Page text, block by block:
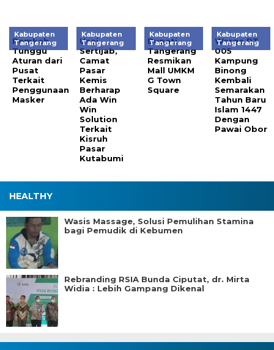
Kabupaten
Tangerang
Pemkab
Tunggu
Aturan dari
Pusat
Terkait
Penggunaan
Masker
Kabupaten
Tangerang
Usai
Sertijab,
Camat
Pasar
Kemis
Berharap
Ada Win
Win
Solution
Terkait
Kisruh
Pasar
Kutabumi
Kabupaten
Tangerang
Bupati
Tangerang
Resmikan
Mall UMKM
G Town
Square
Kabupaten
Tangerang
Warga RT
005
Kampung
Binong
Kembali
Semarakan
Tahun Baru
Islam 1447
Dengan
Pawai Obor
HEALTHY
Wasis Massage, Solusi Pemulihan Stamina
bagi Pemudik di Kebumen
Rebranding RSIA Bunda Ciputat, dr. Mirta
Widia : Lebih Gampang Dikenal